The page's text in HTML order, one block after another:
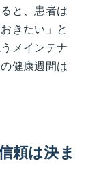
と、患者は
きたい」と
メインテナ
健康週間は
頼は決ま